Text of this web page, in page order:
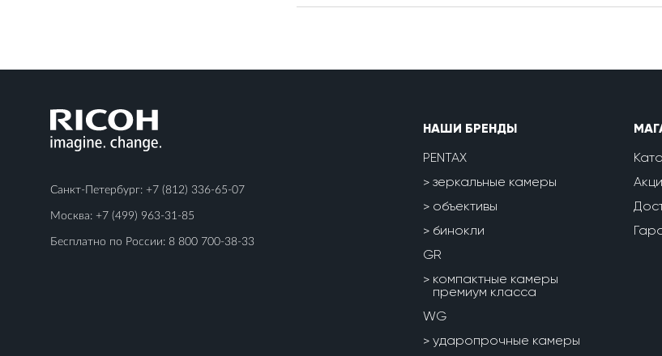
Санкт-Петербург: +7 (812) 336-65-07
Москва: +7 (499) 963-31-85
Бесплатно по России: 8 800 700-38-33
НАШИ БРЕНДЫ
PENTAX
зеркальные камеры
объективы
бинокли
GR
компактные камеры
премиум класса
WG
ударопрочные камеры